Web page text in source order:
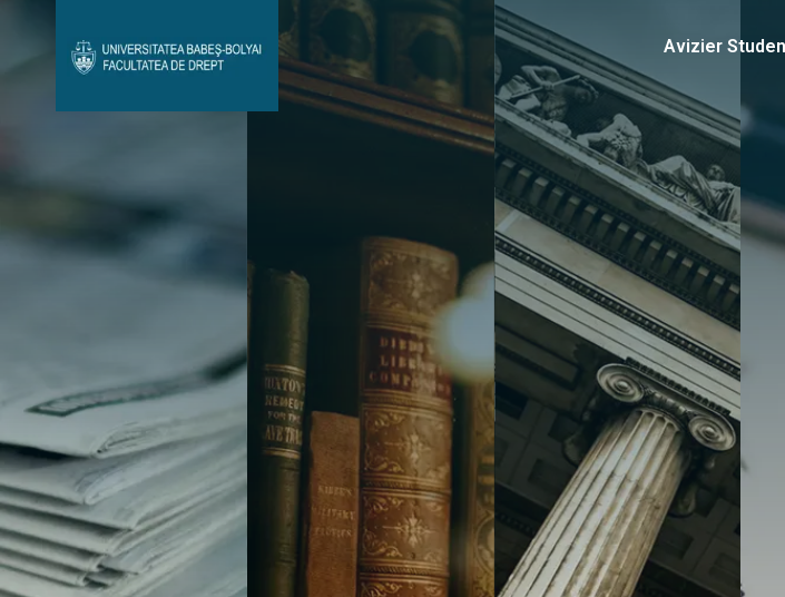
Avizier Studenți Admitere Erasmus & Internațional
Contact
Avizier